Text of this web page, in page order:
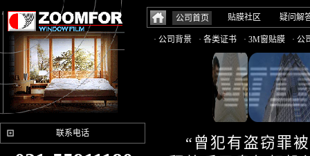
公司首页 贴膜社区 疑问解
· 公司背景 · 各类证书 · 3M窗贴膜 · 公
联系电话
“曾犯有盗窃罪